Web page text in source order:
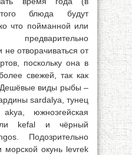
блюда будут
что пойманной или
предварительно
отворачиваться от
поскольку она в
свежей, так как
Дешёвые виды рыбы –
sardalya, тунец
южноэгейская
kefal и чёрный
Подозрительно
окунь levrek